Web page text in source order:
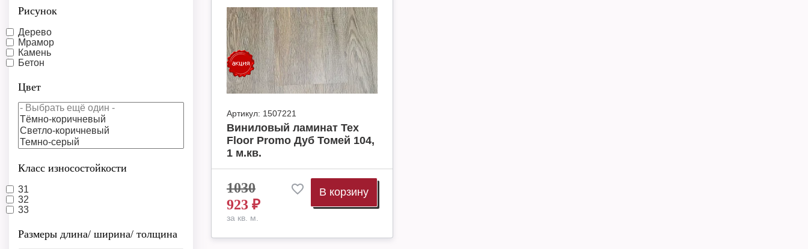
Рисунок
Дерево
Мрамор
Камень
Бетон
Цвет
Класс износостойкости
31
32
33
Размеры длина/ ширина/ толщина
Артикул: 1507221
Виниловый ламинат Tex
Floor Promo Дуб Томей 104,
1 м.кв.
1030
923 ₽
за кв. м.
В корзину